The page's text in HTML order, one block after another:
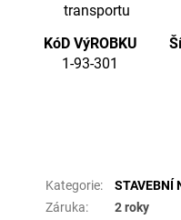
transportu
KóD VýROBKU
1-93-301
Kategorie:
STAVEBNÍ
Záruka:
2 roky